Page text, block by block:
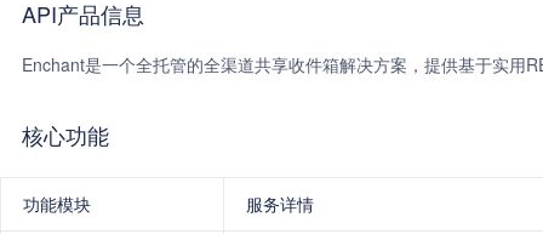
API产品信息
Enchant是一个全托管的全渠道共享收件箱解决方案，提供基于实用
核心功能
功能模块 服务详情